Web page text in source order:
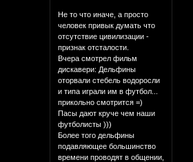
Не то что иначе, а просто
человек привык думать что
отсутствие цивилизации -
признак отсталости.
Вчера смотрел фильм
дискавери: Дельфины
оторвали стебель водоросли
и типа играли им в футбол...
прикольно смотрится =)
Пасы дают круче чем наши
футболисты )))
Более того дельфины
подавляющее большинство
времени проводят в общении,